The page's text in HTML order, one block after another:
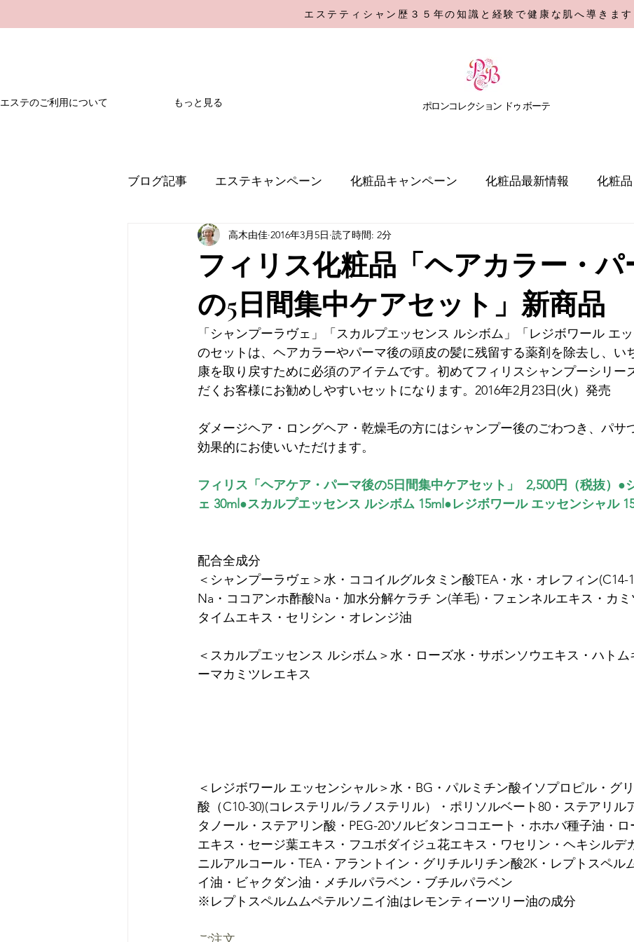
エステティシャン歴３５年の知識と経験で健康な肌へ導きます
エステのご利用について もっと見る ​ポロンコレクション ドゥ ボーテ
ブログ記事 エステキャンペーン 化粧品キャンペーン 化粧品最新情報 化粧品
フィリス化粧品「ヘアカラー・パ
の5日間集中ケアセット」新商品
高木由佳 2016年3月5日 読了時間: 2分
「シャンプーラヴェ」「スカルプエッセンス ルシボム」「レジボワール エッ
のセットは、ヘアカラーやパーマ後の頭皮の髪に残留する薬剤を除去し、い
康を取り戻すために必須のアイテムです。初めてフィリスシャンプーシリー
だくお客様にお勧めしやすいセットになります。2016年2月23日(火）発売
ダメージヘア・ロングヘア・乾燥毛の方にはシャンプー後のごわつき、パサ
効果的にお使いいただけます。
フィリス「ヘアケア・パーマ後の5日間集中ケアセット」  2,500円（税抜） ●
ェ 30ml ●スカルプエッセンス ルシボム 15ml ●レジボワール エッセンシャル
配合全成分
＜シャンプーラヴェ＞水・ココイルグルタミン酸TEA・水・オレフィン(C14-
Na・ココアンホ酢酸Na・加水分解ケラチ ン(羊毛)・フェンネルエキス・カミ
タイムエキス・セリシン・オレンジ油
＜スカルプエッセンス ルシボム＞水・ローズ水・サボンソウエキス・ハトム
ーマカミツレエキス
＜レジボワール エッセンシャル＞水・BG・パルミチン酸イソプロピル・グ
酸（C10-30)(コレステリル/ラノステリル）・ポリソルベート80・ステアリル
タノール・ステアリン酸・PEG-20ソルビタンココエート・ホホバ種子油・
エキス・セージ葉エキス・フユボダイジュ花エキス・ワセリン・ヘキシルデ
ニルアルコール・TEA・アラントイン・グリチルリチン酸2K・レプトスペル
イ油・ビャクダン油・メチルパラベン・ブチルパラベン